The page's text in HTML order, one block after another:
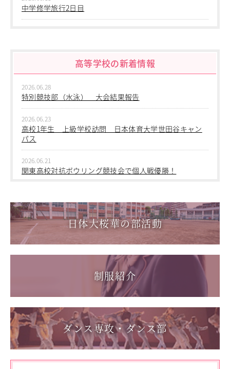
登校許可証明書
Youtube公式チャンネル
在校生の方
卒業生の方
教職員募集
系列校紹介
教職員の方へ
個人情報保護
中学修学旅行2日目
中学２年生 校外学習
2026.06.09
中学１年生 校外学習
2026.06.09
中学１年 校外学習
2026.03.05
第三回桜華中学校あいさつ＋ひと言運動
2025.08.22
第55回全国中学校バスケットボール大会 サンアリーナせ
んだいin鹿児島
高等学校の新着情報
2026.06.28
特別競技部（水泳） 大会結果報告
2026.06.23
高校1年生 上級学校訪問 日本体育大学世田谷キャン
パス
2026.06.21
関東高校対抗ボウリング競技会で個人戦優勝！
1学年総合スポーツコース キャンプ実習を実施しまし
た
2026.06.05
「日本選手権水泳競技大会」に出場しました。
「59th Japan Rookies Cup 2026」に出場しました。
2026.05.17
「第62回東日本選手権大会」に出場しました。
2026.05.10
「国民スポーツ大会東京都予選」に出場しました。
2026.05.03
日体大桜華の部活動
制服紹介
ダンス専攻・ダンス部